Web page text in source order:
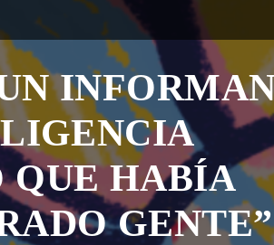
QUE HABÍA
GENTE”